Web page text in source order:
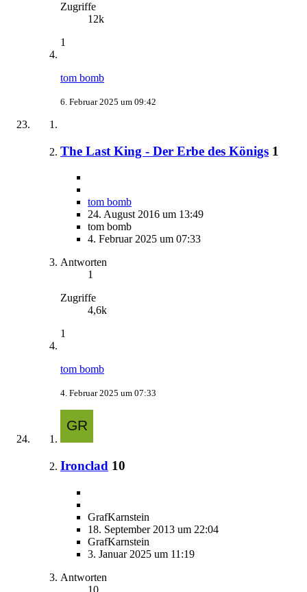
Zugriffe
12k
1
tom bomb
6. Februar 2025 um 09:42
The Last King - Der Erbe des Königs 1
tom bomb
24. August 2016 um 13:49
tom bomb
4. Februar 2025 um 07:33
Antworten
1
Zugriffe
4,6k
1
tom bomb
4. Februar 2025 um 07:33
Ironclad 10
GrafKarnstein
18. September 2013 um 22:04
GrafKarnstein
3. Januar 2025 um 11:19
Antworten
10